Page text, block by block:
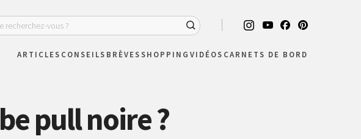
ARTICLES CONSEILS BRÈVESSHOPPING VIDÉOS CARNETS DE BORD
pull noire ?